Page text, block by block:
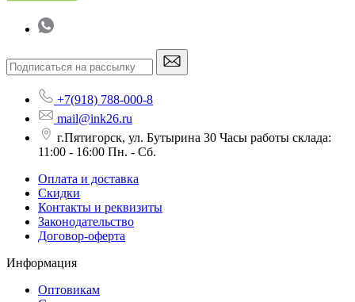
+7(918) 788-000-8
mail@ink26.ru
г.Пятигорск, ул. Бутырина 30 Часы работы склада:
11:00 - 16:00 Пн. - Сб.
Оплата и доставка
Скидки
Контакты и реквизиты
Законодательство
Договор-оферта
Информация
Оптовикам